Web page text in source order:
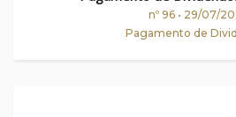
nº 96 • 29/07/
Pagamento de